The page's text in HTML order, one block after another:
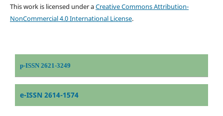
This work is licensed under aCreative Commons Attribution-
NonCommercial 4.0 International License.
p-ISSN 2621-3249
e-ISSN 2614-1574